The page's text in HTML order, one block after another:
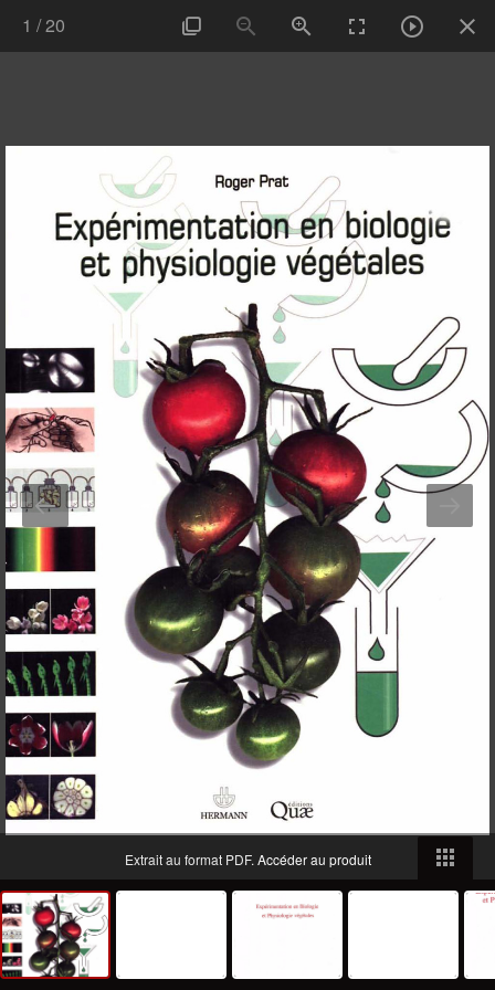
1 /20
Extrait au format PDF. Accéder au produit